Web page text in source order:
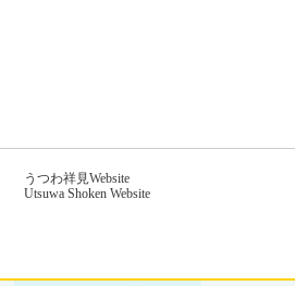
うつわ祥見Website
Utsuwa Shoken Website